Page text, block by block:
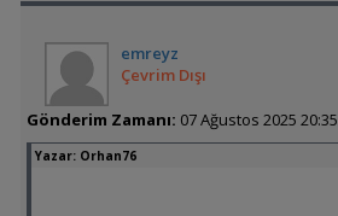
emreyz
Çevrim Dışı
Gönderim Zamanı: 07 Ağustos 2025 20:35
Yazar: Orhan76